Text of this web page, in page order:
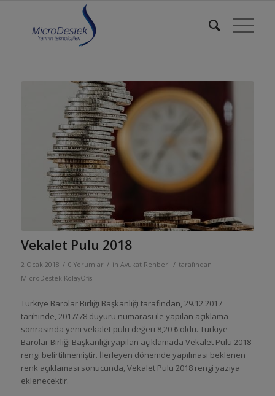
Vekalet Pulu 2018
2 Ocak 2018 / 0 Yorumlar / in Avukat Rehberi / tarafından
MicroDestek KolayOfis
Türkiye Barolar Birliği Başkanlığı tarafından, 29.12.2017
tarihinde, 2017/78 duyuru numarası ile yapılan açıklama
sonrasında yeni vekalet pulu değeri 8,20 ₺ oldu. Türkiye
Barolar Birliği Başkanlığı yapılan açıklamada Vekalet Pulu 2018
rengi belirtilmemiştir. İlerleyen dönemde yapılması beklenen
renk açıklaması sonucunda, Vekalet Pulu 2018 rengi yazıya
eklenecektir.